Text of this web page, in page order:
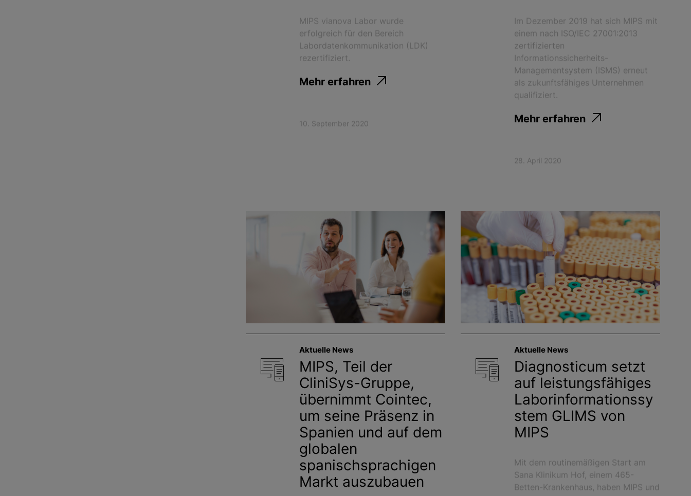
erfolgreich für den Bereich
Labordatenkommunikation (LDK)
rezertifiziert.
Mehr erfahren
einem nach ISO/IEC 27001:2013
zertifizierten
Informationssicherheits-
Managementsystem (ISMS) erneut
als zukunftsfähiges Unternehmen
qualifiziert.
Mehr erfahren
Aktuelle News
MIPS, Teil der
CliniSys-Gruppe,
übernimmt Cointec,
um seine Präsenz in
Spanien und auf dem
globalen
spanischsprachigen
Markt auszubauen
Aktuelle News
Diagnosticum setzt
auf leistungsfähiges
Laborinformationssy
stem GLIMS von
MIPS
Sana Klinikum Hof, einem 465-
Betten-Krankenhaus, haben MIPS und
Diagnosticum jetzt auch den elften